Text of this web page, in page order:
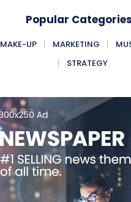
Popular Categories
MAKE-UP MARKETING
STRATEGY